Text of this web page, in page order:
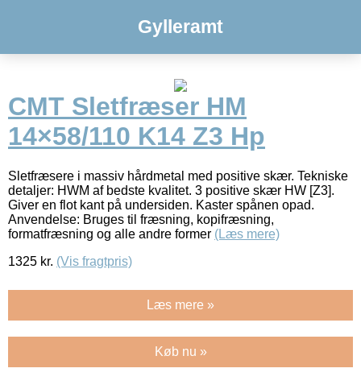
Gylleramt
CMT Sletfræser HM
14×58/110 K14 Z3 Hp
Sletfræsere i massiv hårdmetal med positive skær. Tekniske
detaljer: HWM af bedste kvalitet. 3 positive skær HW [Z3].
Giver en flot kant på undersiden. Kaster spånen opad.
Anvendelse: Bruges til fræsning, kopifræsning,
formatfræsning og alle andre former (Læs mere)
1325 kr. (Vis fragtpris)
Læs mere »
Køb nu »